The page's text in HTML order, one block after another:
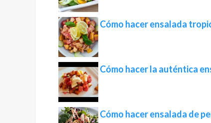
Cómo hacer ensalada
Cómo hacer la auténtica
Cómo hacer ensalada de